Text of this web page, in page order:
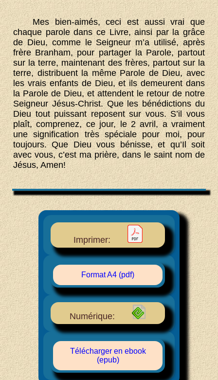
Mes bien-aimés, ceci est aussi vrai que
chaque parole dans ce Livre, ainsi par la grâce
de Dieu, comme le Seigneur m’a utilisé, après
frère Branham, pour partager la Parole, partout
sur la terre, maintenant des frères, partout sur la
terre, distribuent la même Parole de Dieu, avec
les vrais enfants de Dieu, et ils demeurent dans
la Parole de Dieu, et attendent le retour de notre
Seigneur Jésus-Christ. Que les bénédictions du
Dieu tout puissant reposent sur vous. S’il vous
plaît, comprenez, ce jour, le 2 avril, a vraiment
une signification très spéciale pour moi, pour
toujours. Que Dieu vous bénisse, et qu’Il soit
avec vous, c’est ma prière, dans le saint nom de
Jésus, Amen!
Imprimer:
Format A4 (pdf)
Numérique:
Télécharger en ebook
(epub)